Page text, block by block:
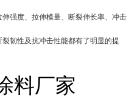
强度、拉伸模量、断裂伸长率、冲击
韧性及抗冲击性能都有了明显的提